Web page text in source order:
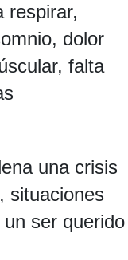
respirar,
dolor
falta
una crisis
situaciones
ser querido